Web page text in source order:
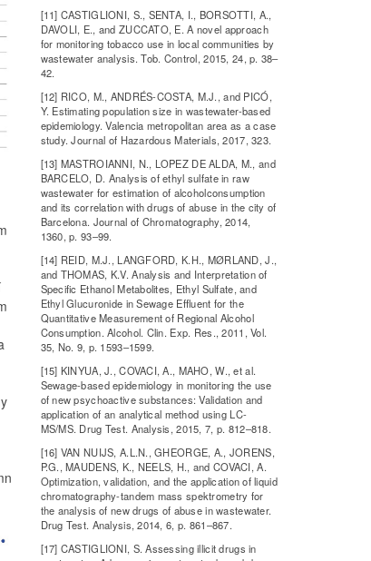
[11] CASTIGLIONI, S., SENTA, I., BORSOTTI, A.,
DAVOLI, E., and ZUCCATO, E. A novel approach
for monitoring tobacco use in local communities by
wastewater analysis. Tob. Control, 2015, 24, p. 38–
42.
[12] RICO, M., ANDRÉS-COSTA, M.J., and PICÓ,
Y. Estimating population size in wastewater-based
epidemiology. Valencia metropolitan area as a case
study. Journal of Hazardous Materials, 2017, 323.
[13] MASTROIANNI, N., LOPEZ DE ALDA, M., and
BARCELO, D. Analysis of ethyl sulfate in raw
wastewater for estimation of alcoholconsumption
and its correlation with drugs of abuse in the city of
Barcelona. Journal of Chromatography, 2014,
1360, p. 93–99.
[14] REID, M.J., LANGFORD, K.H., MØRLAND, J.,
and THOMAS, K.V. Analysis and Interpretation of
Specific Ethanol Metabolites, Ethyl Sulfate, and
Ethyl Glucuronide in Sewage Effluent for the
Quantitative Measurement of Regional Alcohol
Consumption. Alcohol. Clin. Exp. Res., 2011, Vol.
35, No. 9, p. 1593–1599.
[15] KINYUA, J., COVACI, A., MAHO, W., et al.
Sewage-based epidemiology in monitoring the use
of new psychoactive substances: Validation and
application of an analytical method using LC-
MS/MS. Drug Test. Analysis, 2015, 7, p. 812–818.
[16] VAN NUIJS, A.L.N., GHEORGE, A., JORENS,
P.G., MAUDENS, K., NEELS, H., and COVACI, A.
Optimization, validation, and the application of liquid
chromatography-tandem mass spektrometry for
the analysis of new drugs of abuse in wastewater.
Drug Test. Analysis, 2014, 6, p. 861–867.
[17] CASTIGLIONI, S. Assessing illicit drugs in